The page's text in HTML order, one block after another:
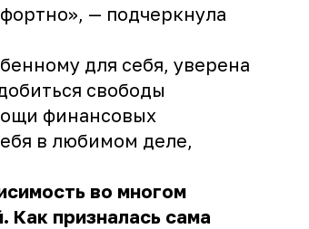
— подчеркнула
для себя, уверена
свободы
финансовых
в любимом деле,
во многом
Как призналась сама